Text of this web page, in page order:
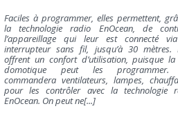
Faciles à programmer, elles permettent,
la technologie radio EnOcean, de
l’appareillage qui leur est connecté
interrupteur sans fil, jusqu’à 30 mètres.
offrent un confort d’utilisation, puisque
domotique peut les programmer.
commandera ventilateurs, lampes,
pour les contrôler avec la technologie
EnOcean. On peut ne[...]